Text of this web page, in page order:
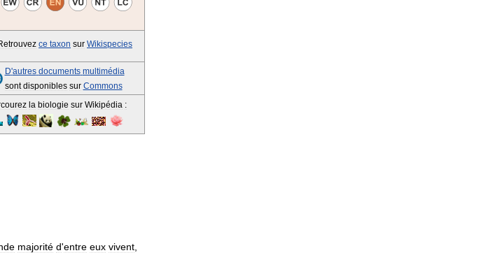
ce taxon sur Wikispecies
D'autres documents multimédia
sont disponibles sur Commons
la biologie sur Wikipédia :
majorité d'entre eux vivent